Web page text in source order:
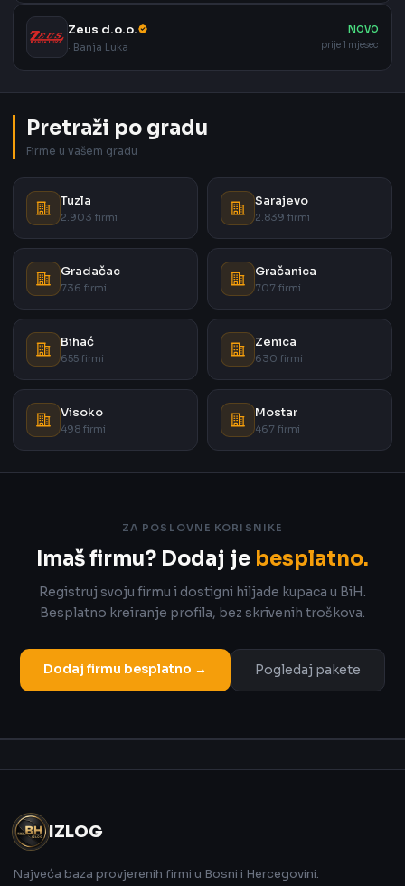
Zeus d.o.o.
· Banja Luka
NOVO
prije 1 mjesec
Pretraži po gradu
Firme u vašem gradu
Tuzla
2.903 firmi
Sarajevo
2.839 firmi
Gradačac
736 firmi
Gračanica
707 firmi
Bihać
655 firmi
Zenica
630 firmi
Visoko
498 firmi
Mostar
467 firmi
ZA POSLOVNE KORISNIKE
Imaš firmu? Dodaj je besplatno.
Registruj svoju firmu i dostigni hiljade kupaca u BiH.
Besplatno kreiranje profila, bez skrivenih troškova.
Dodaj firmu besplatno → Pogledaj pakete
IZLOG
Najveća baza provjerenih firmi u Bosni i Hercegovini.